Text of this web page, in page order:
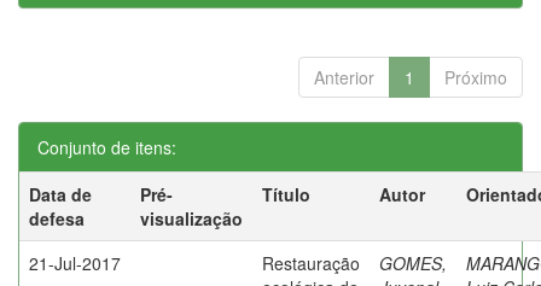
Anterior 1 Próximo
Conjunto de itens:
Data de
defesa
Pré-
visualização
Título Autor
21-Jul-2017
Restauração
GOMES,